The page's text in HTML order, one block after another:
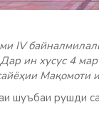
IV
ин хусус 4
шуъбаи рушди